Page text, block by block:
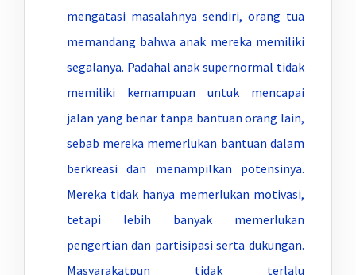
mengatasi masalahnya sendiri, orang tua
memandang bahwa anak mereka memiliki
segalanya. Padahal anak supernormal tidak
memiliki kemampuan untuk mencapai
jalan yang benar tanpa bantuan orang lain,
sebab mereka memerlukan bantuan dalam
berkreasi dan menampilkan potensinya.
Mereka tidak hanya memerlukan motivasi,
tetapi lebih banyak memerlukan
pengertian dan partisipasi serta dukungan.
Masyarakatpun tidak terlalu